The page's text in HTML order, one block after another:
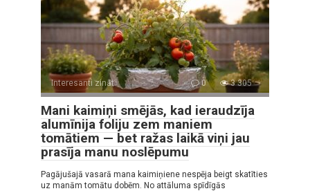
Interesanti zināt 0 3 305
Mani kaimiņi smējās, kad ieraudzīja
alumīnija foliju zem maniem
tomātiem — bet ražas laikā viņi jau
prasīja manu noslēpumu
Pagājušajā vasarā mana kaimiņiene nespēja beigt skatīties
uz manām tomātu dobēm. No attāluma spīdīgās